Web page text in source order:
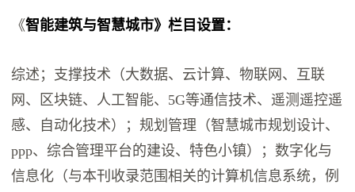
《智能建筑与智慧城市》栏目设置：
综述；支撑技术（大数据、云计算、物联网、互联
网、区块链、人工智能、5G等通信技术、遥测遥控遥
感、自动化技术）；规划管理（智慧城市规划设计、
ppp、综合管理平台的建设、特色小镇）；数字化与
信息化（与本刊收录范围相关的计算机信息系统，例